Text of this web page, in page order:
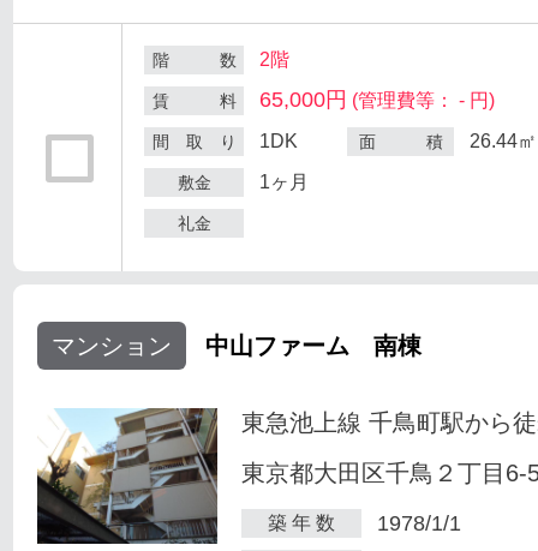
階 数 2階
賃 料 65,000円 (管理費等： - 円)
間 取 り 1DK 面 積 26.44㎡
敷金 1ヶ月
礼金
マンション 中山ファーム 南棟
東急池上線 千鳥町駅から
東京都大田区千鳥２丁目6-
築 年 数 1978/1/1